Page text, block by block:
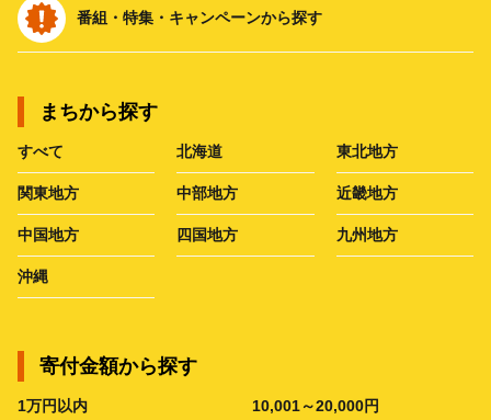
番組・特集・キャンペーンから探す
まちから探す
すべて 北海道 東北地方
関東地方 中部地方 近畿地方
中国地方 四国地方 九州地方
沖縄
寄付金額から探す
1万円以内 10,001～20,000円